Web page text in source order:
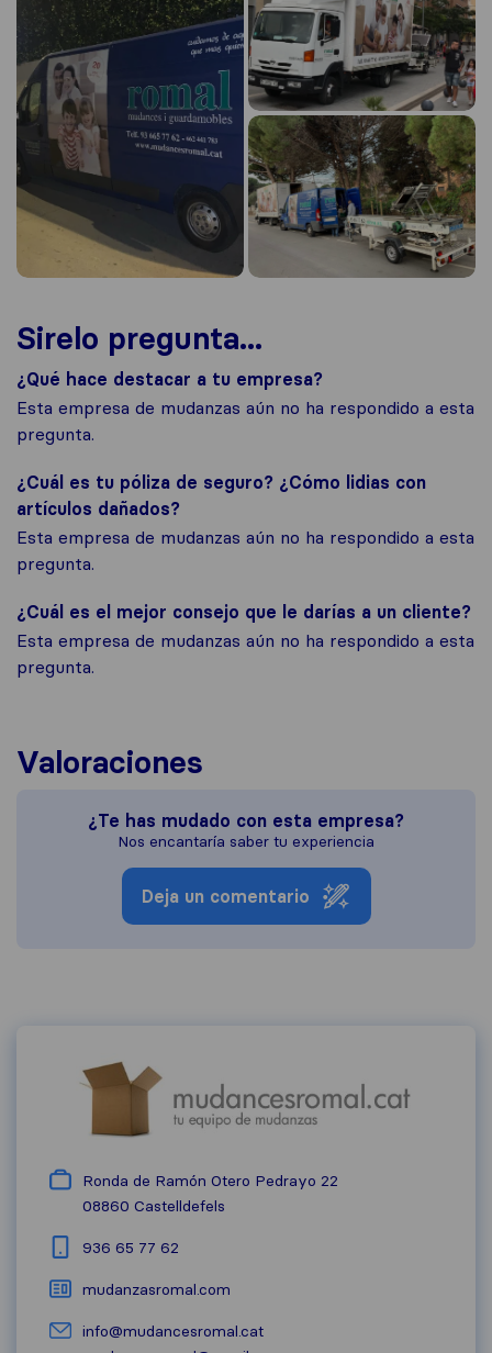
Sirelo pregunta...
¿Qué hace destacar a tu empresa?
Esta empresa de mudanzas aún no ha respondido a esta
pregunta.
¿Cuál es tu póliza de seguro? ¿Cómo lidias con
artículos dañados?
Esta empresa de mudanzas aún no ha respondido a esta
pregunta.
¿Cuál es el mejor consejo que le darías a un cliente?
Esta empresa de mudanzas aún no ha respondido a esta
pregunta.
Valoraciones
¿Te has mudado con esta empresa?
Nos encantaría saber tu experiencia
Deja un comentario
Ronda de Ramón Otero Pedrayo 22
08860 Castelldefels
936 65 77 62
mudanzasromal.com
info@mudancesromal.cat